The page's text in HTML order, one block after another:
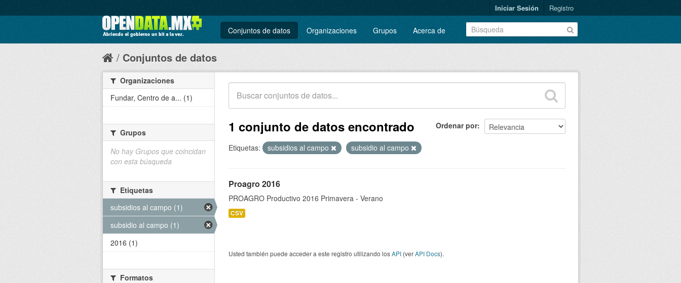
Iniciar Sesión Registro
Conjuntos de datos Organizaciones Grupos Acerca de
Conjuntos de datos
Ordenar por
1 conjunto de datos encontrado
Etiquetas: subsidios al campo subsidio al campo
Proagro 2016
PROAGRO Productivo 2016 Primavera - Verano
CSV
Usted también puede acceder a este registro utilizando losAPI (verAPI Docs).
Organizaciones
Fundar, Centro de a... (1)
Grupos
No hay Grupos que coincidan
con esta búsqueda
Etiquetas
subsidios al campo (1)
subsidio al campo (1)
2016 (1)
Formatos